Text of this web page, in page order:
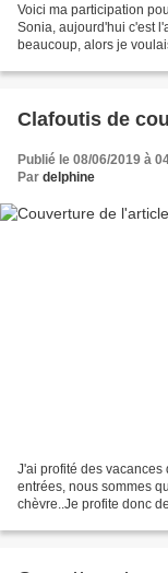
Voici ma participation
Sonia, aujourd'hui c'est
beaucoup, alors je
Clafoutis de
Publié le 08/06/2019 à
Par delphine
J'ai profité des
entrées, nous sommes
chèvre..Je profite donc